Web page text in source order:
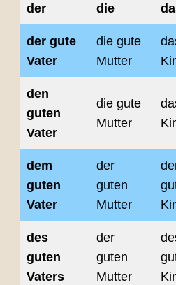
der die
der gute
Vater
die gute
Mutter
den
guten
Vater
die gute
Mutter
dem
guten
Vater
der
guten
Mutter
des
guten
Vaters
der
guten
Mutter